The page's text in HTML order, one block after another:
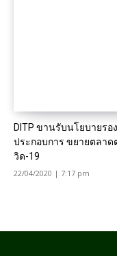
DITP ขานรับนโยบายรอ
ประกอบการ ขยายตลาด
วิด-19
22/04/2020 | 7:17 pm